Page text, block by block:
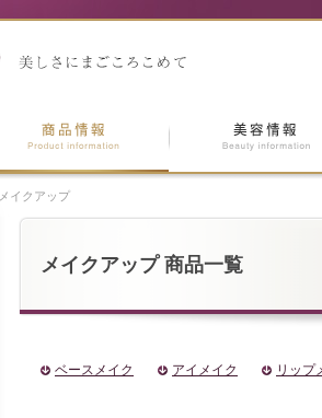
メイクアップ
メイクアップ 商品一覧
ベースメイク アイメイク リップ